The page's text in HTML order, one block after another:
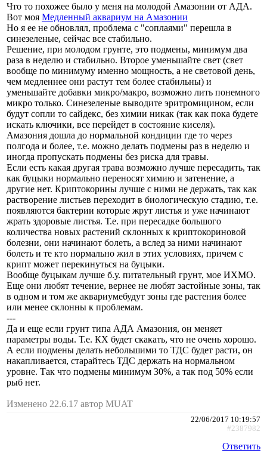
Что то похожее было у меня на молодой Амазонии от АДА.
Вот моя Медленный аквариум на Амазонии
Но я ее не обновлял, проблема с "соплаями" перешла в
синезеленые, сейчас все стабильно.
Решение, при молодом грунте, это подмены, минимум два
раза в неделю и стабильно. Второе уменьшайте свет (свет
вообще по минимуму именно мощность, а не световой день,
чем медленнее они растут тем более стабильны) и
уменьшайте добавки микро/макро, возможно лить понемного
микро только. Синезеленые выводите эритромицином, если
будут сопли то сайдекс, без химии никак (так как пока будете
искать ключики, все перейдет в состояние киселя).
Амазония дошла до нормальной кондиции где то через
полгода и более, т.е. можно делать подмены раз в неделю и
иногда пропускать подмены без риска для травы.
Если есть какая другая трава возможно лучше пересадить, так
как буцыки нормально переносят химию и затенение, а
другие нет. Криптокорины лучше с ними не держать, так как
растворение листьев переходит в биологическую стадию, т.е.
появляются бактерии которые жрут листья и уже начинают
жрать здоровые листья. Т.е. при пересадке большого
количества новых растений склонных к криптокориновой
болезни, они начинают болеть, а вслед за ними начинают
болеть и те кто нормально жил в этих условиях, причем с
крипт может перекинуться на буцыки.
Вообще буцыкам лучше б.у. питательный грунт, мое ИХМО.
Еще они любят течение, вернее не любят застойные зоны, так
в одном и том же аквариумебудут зоны где растения более
или менее склонны к проблемам.
---
Да и еще если грунт типа АДА Амазония, он меняет
параметры воды. Т.е. КХ будет скакать, что не очень хорошо.
А если подмены делать небольшими то ТДС будет расти, он
накапливается, старайтесь ТДС держать на нормальном
уровне. Так что подмены минимум 30%, а так под 50% если
рыб нет.
Изменено 22.6.17 автор MUAT
22/06/2017 10:19:57
#2387982
Ответить